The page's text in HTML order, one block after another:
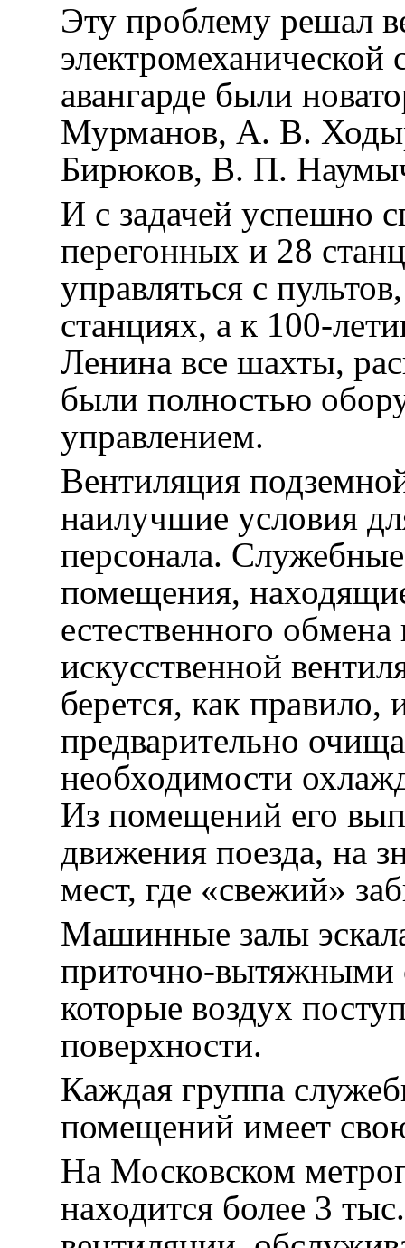
Эту проблему решал
электромеханической
авангарде были
Мурманов, А. В.
Бирюков, В. П.
И с задачей успешно
перегонных и 28
управляться с
станциях, а к 100-
Ленина все шахты,
были полностью
управлением.
Вентиляция
наилучшие условия
персонала.
помещения,
естественного
искусственной
берется, как
предварительно
необходимости
Из помещений его
движения поезда, на
мест, где «свежий»
Машинные залы
приточно-вытяжными
которые воздух
поверхности.
Каждая группа
помещений имеет
На Московском
находится более 3